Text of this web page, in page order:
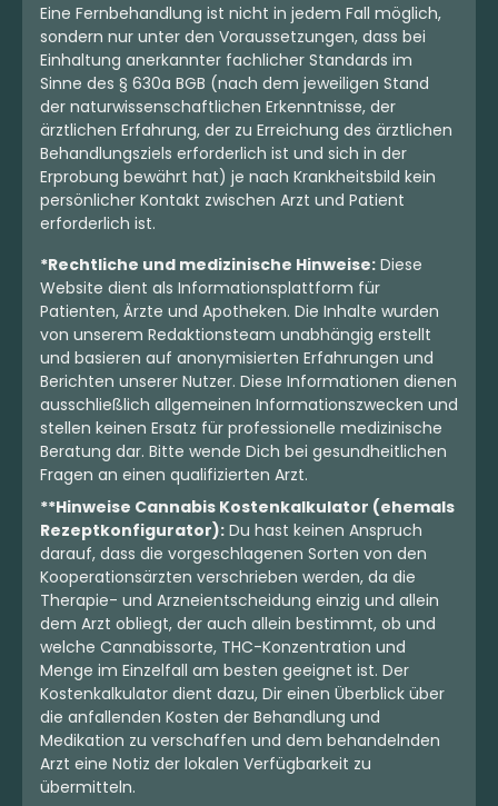
Eine Fernbehandlung ist nicht in jedem Fall möglich,
sondern nur unter den Voraussetzungen, dass bei
Einhaltung anerkannter fachlicher Standards im
Sinne des § 630a BGB (nach dem jeweiligen Stand
der naturwissenschaftlichen Erkenntnisse, der
ärztlichen Erfahrung, der zu Erreichung des ärztlichen
Behandlungsziels erforderlich ist und sich in der
Erprobung bewährt hat) je nach Krankheitsbild kein
persönlicher Kontakt zwischen Arzt und Patient
erforderlich ist.
*Rechtliche und medizinische Hinweise: Diese
Website dient als Informationsplattform für
Patienten, Ärzte und Apotheken. Die Inhalte wurden
von unserem Redaktionsteam unabhängig erstellt
und basieren auf anonymisierten Erfahrungen und
Berichten unserer Nutzer. Diese Informationen dienen
ausschließlich allgemeinen Informationszwecken und
stellen keinen Ersatz für professionelle medizinische
Beratung dar. Bitte wende Dich bei gesundheitlichen
Fragen an einen qualifizierten Arzt.
**Hinweise Cannabis Kostenkalkulator (ehemals
Rezeptkonfigurator): Du hast keinen Anspruch
darauf, dass die vorgeschlagenen Sorten von den
Kooperationsärzten verschrieben werden, da die
Therapie- und Arzneientscheidung einzig und allein
dem Arzt obliegt, der auch allein bestimmt, ob und
welche Cannabissorte, THC-Konzentration und
Menge im Einzelfall am besten geeignet ist. Der
Kostenkalkulator dient dazu, Dir einen Überblick über
die anfallenden Kosten der Behandlung und
Medikation zu verschaffen und dem behandelnden
Arzt eine Notiz der lokalen Verfügbarkeit zu
übermitteln.